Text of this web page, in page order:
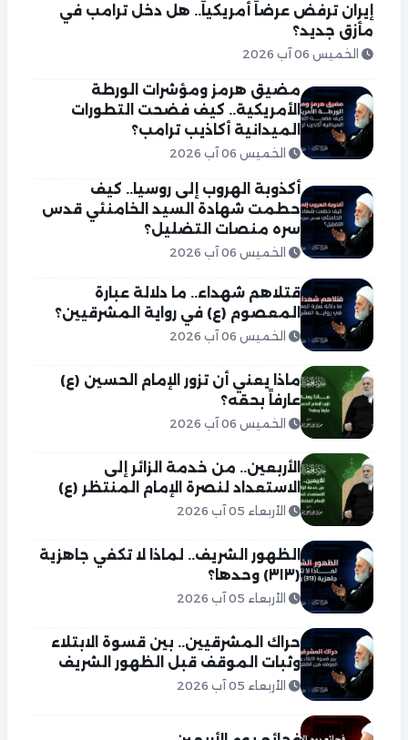
إيران ترفض عرضاً أمريكياً.. هل دخل ترامب في
مأزق جديد؟
الخميس 06 آب 2026
مضيق هرمز ومؤشرات الورطة
الأمريكية.. كيف فضحت التطورات
الميدانية أكاذيب ترامب؟
الخميس 06 آب 2026
أكذوبة الهروب إلى روسيا.. كيف
حطمت شهادة السيد الخامنئي قدس
سره منصات التضليل؟
الخميس 06 آب 2026
قتلاهم شهداء.. ما دلالة عبارة
المعصوم (ع) في رواية المشرقيين؟
الخميس 06 آب 2026
ماذا يعني أن تزور الإمام الحسين (ع)
عارفاً بحقه؟
الخميس 06 آب 2026
الأربعين.. من خدمة الزائر إلى
الاستعداد لنصرة الإمام المنتظر (ع)
الأربعاء 05 آب 2026
الظهور الشريف.. لماذا لا تكفي جاهزية
(٣١٣) وحدها؟
الأربعاء 05 آب 2026
حراك المشرقيين.. بين قسوة الابتلاء
وثبات الموقف قبل الظهور الشريف
الأربعاء 05 آب 2026